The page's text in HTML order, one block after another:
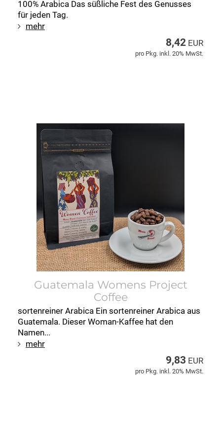
100% Arabica Das süßliche Fest des Genusses
für jeden Tag.
mehr
8,42 EUR
pro Pkg. inkl. 20% MwSt.
Guatemala Womens Project
Coffee
sortenreiner Arabica Ein sortenreiner Arabica aus
Guatemala. Dieser Woman-Kaffee hat den
Namen...
mehr
9,83 EUR
pro Pkg. inkl. 20% MwSt.